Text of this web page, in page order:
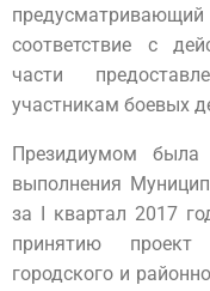
соответствие с
части
участникам боевых
Президиумом
выполнения
за I квартал 2017
принятию
городского и